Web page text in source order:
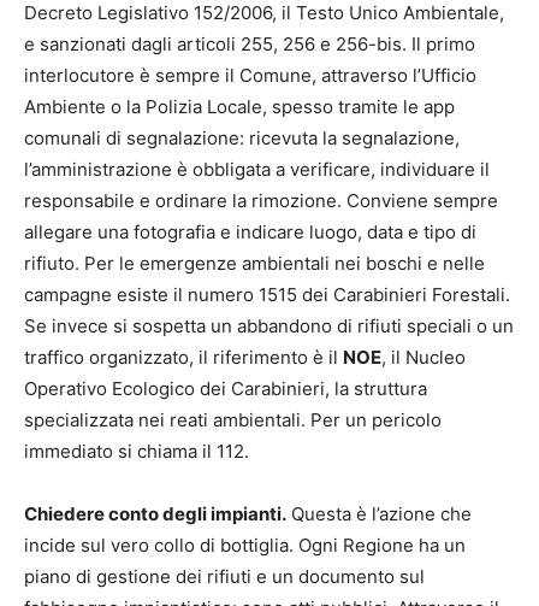
Decreto Legislativo 152/2006, il Testo Unico Ambientale,
e sanzionati dagli articoli 255, 256 e 256-bis. Il primo
interlocutore è sempre il Comune, attraverso l’Ufficio
Ambiente o la Polizia Locale, spesso tramite le app
comunali di segnalazione: ricevuta la segnalazione,
l’amministrazione è obbligata a verificare, individuare il
responsabile e ordinare la rimozione. Conviene sempre
allegare una fotografia e indicare luogo, data e tipo di
rifiuto. Per le emergenze ambientali nei boschi e nelle
campagne esiste il numero 1515 dei Carabinieri Forestali.
Se invece si sospetta un abbandono di rifiuti speciali o un
traffico organizzato, il riferimento è il NOE, il Nucleo
Operativo Ecologico dei Carabinieri, la struttura
specializzata nei reati ambientali. Per un pericolo
immediato si chiama il 112.
Chiedere conto degli impianti. Questa è l’azione che
incide sul vero collo di bottiglia. Ogni Regione ha un
piano di gestione dei rifiuti e un documento sul